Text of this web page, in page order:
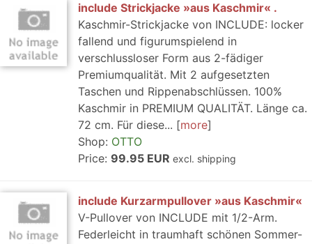
include Strickjacke »aus Kaschmir« .
Kaschmir-Strickjacke von INCLUDE: locker
fallend und figurumspielend in
verschlussloser Form aus 2-fädiger
Premiumqualität. Mit 2 aufgesetzten
Taschen und Rippenabschlüssen. 100%
Kaschmir in PREMIUM QUALITÄT. Länge ca.
72 cm. Für diese...
more
Shop: OTTO
Price: 99.95 EUR excl. shipping
include Kurzarmpullover »aus Kaschmir«
V-Pullover von INCLUDE mit 1/2-Arm.
Federleicht in traumhaft schönen Sommer-